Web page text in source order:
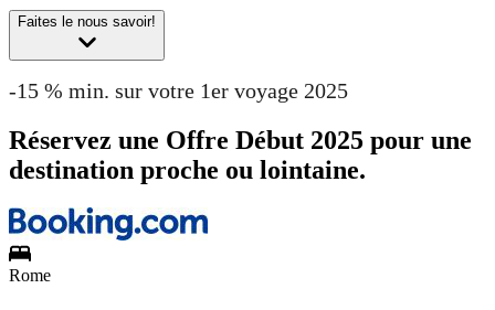
Faites le nous savoir!
-15 % min. sur votre 1er voyage 2025
Réservez une Offre Début 2025 pour une
destination proche ou lointaine.
Rome